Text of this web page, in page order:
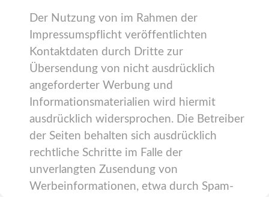
Der Nutzung von im Rahmen der
Impressumspflicht veröffentlichten
Kontaktdaten durch Dritte zur
Übersendung von nicht ausdrücklich
angeforderter Werbung und
Informationsmaterialien wird hiermit
ausdrücklich widersprochen. Die Betreiber
der Seiten behalten sich ausdrücklich
rechtliche Schritte im Falle der
unverlangten Zusendung von
Werbeinformationen, etwa durch Spam-